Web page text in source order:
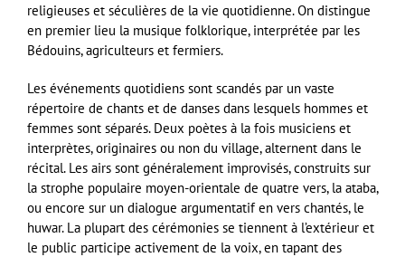
religieuses et séculières de la vie quotidienne. On distingue
en premier lieu la musique folklorique, interprétée par les
Bédouins, agriculteurs et fermiers.
Les événements quotidiens sont scandés par un vaste
répertoire de chants et de danses dans lesquels hommes et
femmes sont séparés. Deux poètes à la fois musiciens et
interprètes, originaires ou non du village, alternent dans le
récital. Les airs sont généralement improvisés, construits sur
la strophe populaire moyen-orientale de quatre vers, la ataba,
ou encore sur un dialogue argumentatif en vers chantés, le
huwar. La plupart des cérémonies se tiennent à l’extérieur et
le public participe activement de la voix, en tapant des